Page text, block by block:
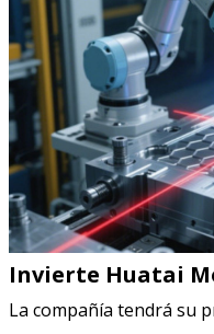
Invierte Huatai
La compañía tendrá su